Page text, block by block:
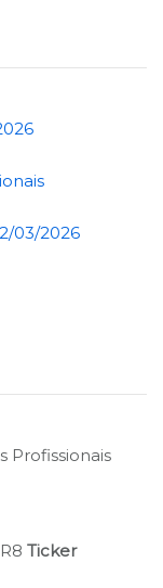
03/2026
Profissionais
Ticker